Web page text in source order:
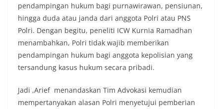
pendampingan hukum bagi purnawirawan, pensiunan,
hingga duda atau janda dari anggota Polri atau PNS
Polri. Dengan begitu, peneliti ICW Kurnia Ramadhan
menambahkan, Polri tidak wajib memberikan
pendampingan hukum bagi anggota kepolisian yang
tersandung kasus hukum secara pribadi.
Jadi ,Arief menandaskan Tim Advokasi kemudian
mempertanyakan alasan Polri menyetujui pemberian